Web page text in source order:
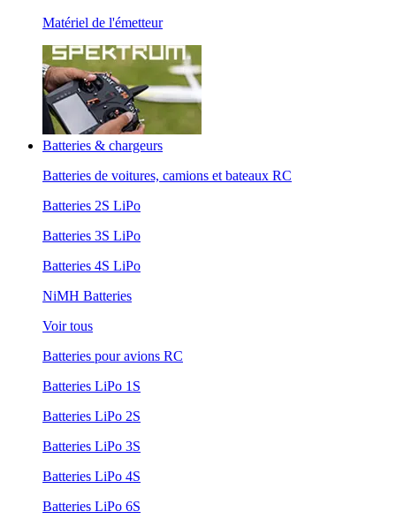
Matériel de l'émetteur
Batteries & chargeurs
Batteries de voitures, camions et bateaux RC
Batteries 2S LiPo
Batteries 3S LiPo
Batteries 4S LiPo
NiMH Batteries
Voir tous
Batteries pour avions RC
Batteries LiPo 1S
Batteries LiPo 2S
Batteries LiPo 3S
Batteries LiPo 4S
Batteries LiPo 6S